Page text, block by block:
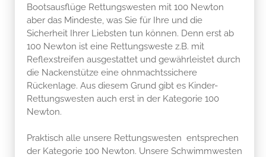
Bootsausflüge Rettungswesten mit 100 Newton
aber das Mindeste, was Sie für Ihre und die
Sicherheit Ihrer Liebsten tun können. Denn erst ab
100 Newton ist eine Rettungsweste z.B. mit
Reflexstreifen ausgestattet und gewährleistet durch
die Nackenstütze eine ohnmachtssichere
Rückenlage. Aus diesem Grund gibt es Kinder-
Rettungswesten auch erst in der Kategorie 100
Newton.
Praktisch alle unsere Rettungswesten entsprechen
der Kategorie 100 Newton. Unsere Schwimmwesten